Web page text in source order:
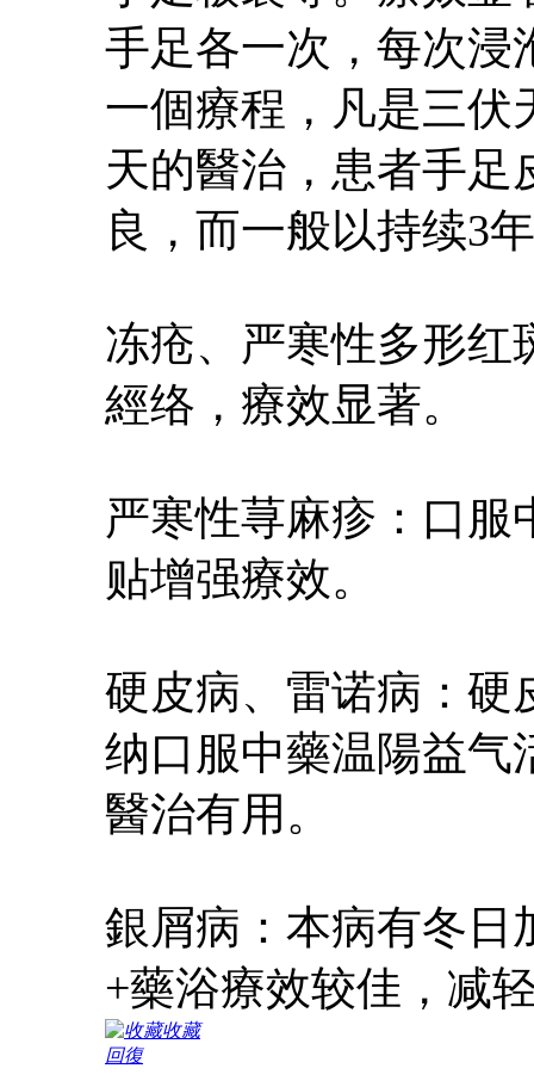
手足各一次，每次浸
一個療程，凡是三伏
天的醫治，患者手足
良，而一般以持续3
冻疮、严寒性多形红
經络，療效显著。
严寒性荨麻疹：口服
贴增强療效。
硬皮病、雷诺病：硬
纳口服中藥温陽益气
醫治有用。
銀屑病：本病有冬日
+藥浴療效较佳，减
收藏
回復